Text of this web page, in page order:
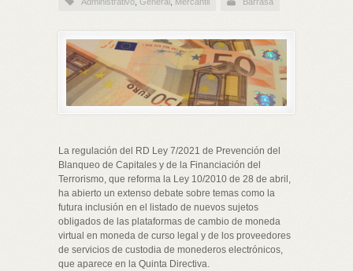
La regulación del RD Ley 7/2021 de Prevención del
Blanqueo de Capitales y de la Financiación del
Terrorismo, que reforma la Ley 10/2010 de 28 de abril,
ha abierto un extenso debate sobre temas como la
futura inclusión en el listado de nuevos sujetos
obligados de las plataformas de cambio de moneda
virtual en moneda de curso legal y de los proveedores
de servicios de custodia de monederos electrónicos,
que aparece en la Quinta Directiva.